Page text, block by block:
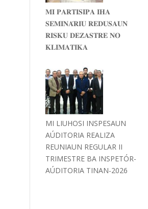
𝐌𝐈 𝐏𝐀𝐑𝐓𝐈𝐒𝐈𝐏𝐀 𝐈𝐇𝐀
𝐒𝐄𝐌𝐈𝐍𝐀́𝐑𝐈𝐔 𝐑𝐄𝐃𝐔𝐒𝐀𝐔𝐍
𝐑𝐈𝐒𝐊𝐔 𝐃𝐄𝐙𝐀𝐒𝐓𝐑𝐄 𝐍𝐎
𝐊𝐋𝐈𝐌𝐀𝐓𝐈𝐊𝐀
MI LIUHOSI INSPESAUN
AÚDITORIA REALIZA
REUNIAUN REGULAR II
TRIMESTRE BA INSPETÓR-
AÚDITORIA TINAN-2026